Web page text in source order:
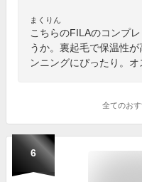
まくりん
こちらのFILAのコンプ
うか。裏起毛で保温性
ンニングにぴったり。オ
全てのおす
6